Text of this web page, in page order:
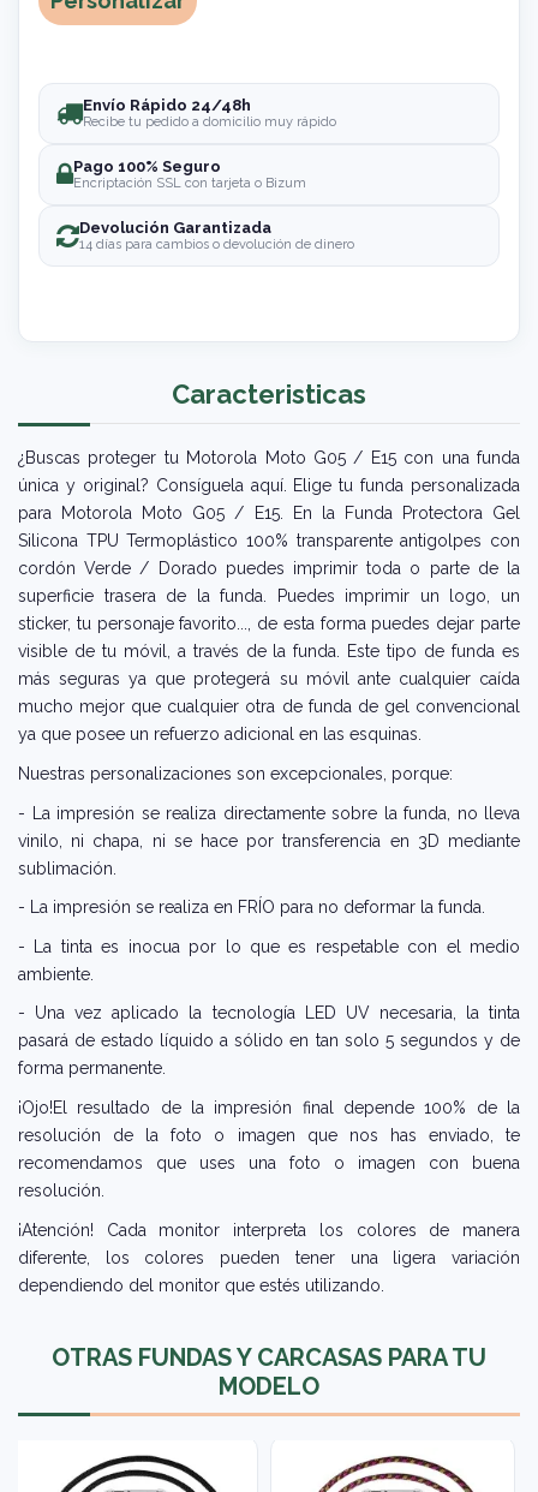
Envío Rápido 24/48h
Recibe tu pedido a domicilio muy rápido
Pago 100% Seguro
Encriptación SSL con tarjeta o Bizum
Devolución Garantizada
14 días para cambios o devolución de dinero
Caracteristicas
¿Buscas proteger tu Motorola Moto G05 / E15 con una funda
única y original? Consíguela aquí. Elige tu funda personalizada
para Motorola Moto G05 / E15. En la Funda Protectora Gel
Silicona TPU Termoplástico 100% transparente antigolpes con
cordón Verde / Dorado puedes imprimir toda o parte de la
superficie trasera de la funda. Puedes imprimir un logo, un
sticker, tu personaje favorito..., de esta forma puedes dejar parte
visible de tu móvil, a través de la funda. Este tipo de funda es
más seguras ya que protegerá su móvil ante cualquier caída
mucho mejor que cualquier otra de funda de gel convencional
ya que posee un refuerzo adicional en las esquinas.
Nuestras personalizaciones son excepcionales, porque:
- La impresión se realiza directamente sobre la funda, no lleva
vinilo, ni chapa, ni se hace por transferencia en 3D mediante
sublimación.
- La impresión se realiza en FRÍO para no deformar la funda.
- La tinta es inocua por lo que es respetable con el medio
ambiente.
- Una vez aplicado la tecnología LED UV necesaria, la tinta
pasará de estado líquido a sólido en tan solo 5 segundos y de
forma permanente.
¡Ojo!El resultado de la impresión final depende 100% de la
resolución de la foto o imagen que nos has enviado, te
recomendamos que uses una foto o imagen con buena
resolución.
¡Atención! Cada monitor interpreta los colores de manera
diferente, los colores pueden tener una ligera variación
dependiendo del monitor que estés utilizando.
OTRAS FUNDAS Y CARCASAS PARA TU
MODELO